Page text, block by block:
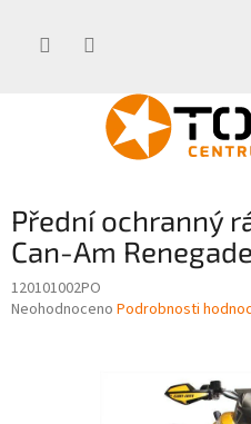
Přední ochranný
Can-Am
120101002PO
Průměrné
Neohodnoceno Podrobnosti